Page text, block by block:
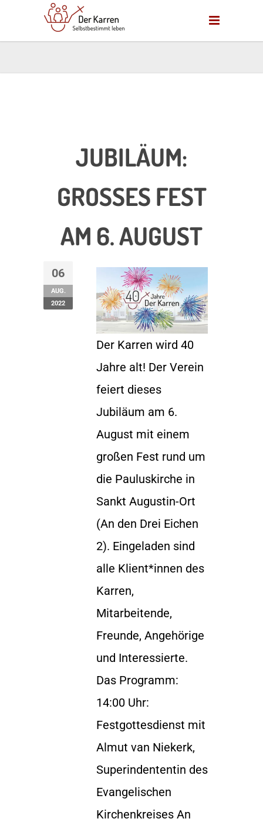
JUBILÄUM:
GROSSES FEST A
M 6. AUGUST
06
AUG.
2022
Der Karren wird 40
Jahre alt! Der Verein
feiert dieses
Jubiläum am 6.
August mit einem
großen Fest rund um
die Pauluskirche in
Sankt Augustin-Ort
(An den Drei Eichen
2). Eingeladen sind
alle Klient*innen des
Karren,
Mitarbeitende,
Freunde, Angehörige
und Interessierte.
Das Programm:
14:00 Uhr:
Festgottesdienst mit
Almut van Niekerk,
Superindententin des
Evangelischen
Kirchenkreises An